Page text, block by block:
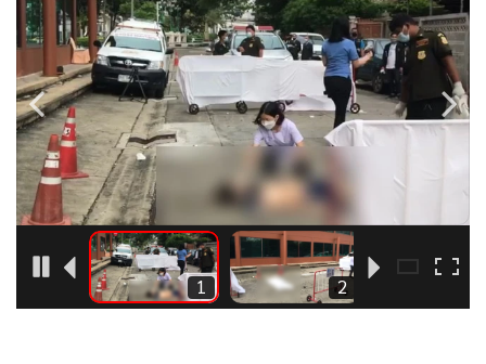
Online Section
• บันเทิง
• ผู้จัดการรายวัน
• คอลัมนิสต์
• ละคร
• CbizReview
• Cyber BIZ
ผู้จัดกวน
Good health & Well-being
• Green Innovation & SD
1 2